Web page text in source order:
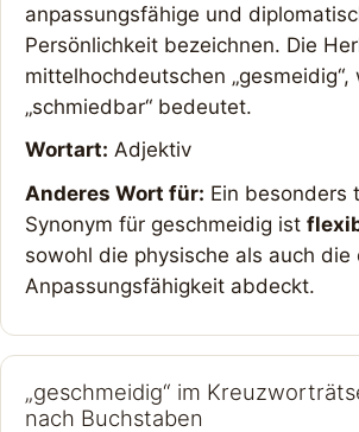
anpassungsfähige und
Persönlichkeit bezeichnen. Die
mittelhochdeutschen
„schmiedbar“ bedeutet.
Wortart: Adjektiv
Anderes Wort für: Ein besonders
Synonym für geschmeidig ist
sowohl die physische als auch die
Anpassungsfähigkeit abdeckt.
„geschmeidig“ im
nach Buchstaben